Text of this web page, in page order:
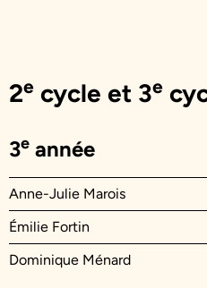
2e cycle et 3e
3e année
Anne-Julie Marois
Émilie Fortin
Dominique Ménard